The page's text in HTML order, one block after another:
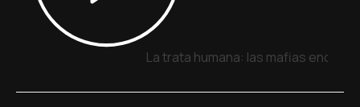
La trata humana: las mafias